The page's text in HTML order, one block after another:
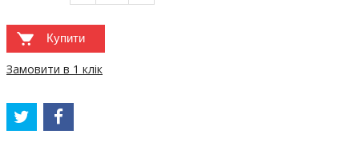
Купити
Замовити в 1 клік